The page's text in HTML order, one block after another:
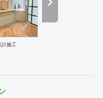
例えば通常デザイン性とは無
にも高いデザイン性を施すこ
とりかえのきかない空間
シネス) 霧のようなやわらか
計施工